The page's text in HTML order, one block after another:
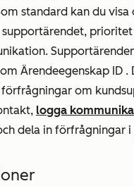
standard kan du visa
Ärendeegenskap ID .
om
logga
dela in förfrågningar i